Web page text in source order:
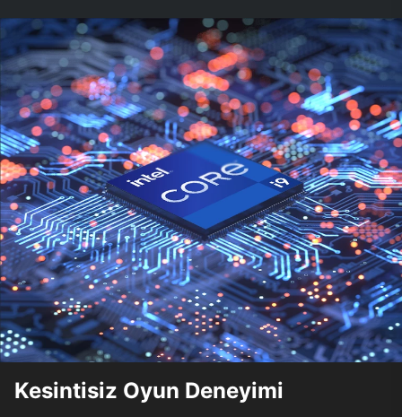
Kesintisiz Oyun Deneyimi